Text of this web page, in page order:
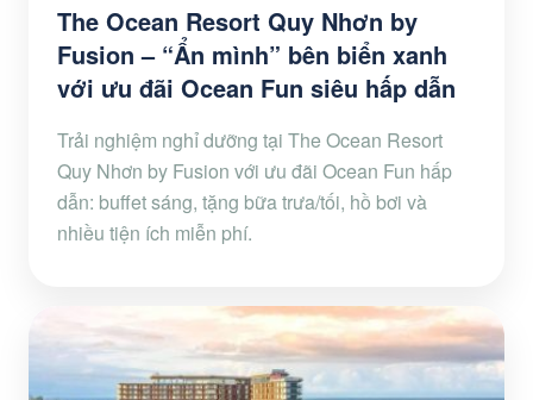
The Ocean Resort Quy Nhơn by
Fusion – “Ẩn mình” bên biển xanh
với ưu đãi Ocean Fun siêu hấp dẫn
Trải nghiệm nghỉ dưỡng tại The Ocean Resort
Quy Nhơn by Fusion với ưu đãi Ocean Fun hấp
dẫn: buffet sáng, tặng bữa trưa/tối, hồ bơi và
nhiều tiện ích miễn phí.